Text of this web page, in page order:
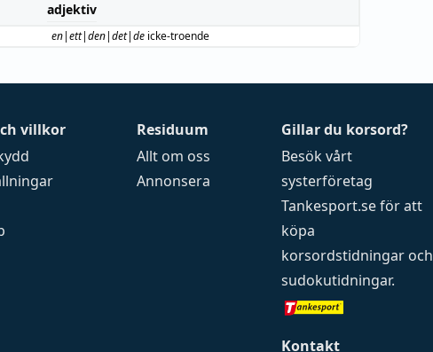
adjektiv
en|ett|den|det|de icke-troende
villkor
Residuum
Allt om oss
Annonsera
Gillar du korsord?
Besök vårt
systerföretag
Tankesport.seför att
köpa
korsordstidningar och
sudokutidningar.
Kontakt